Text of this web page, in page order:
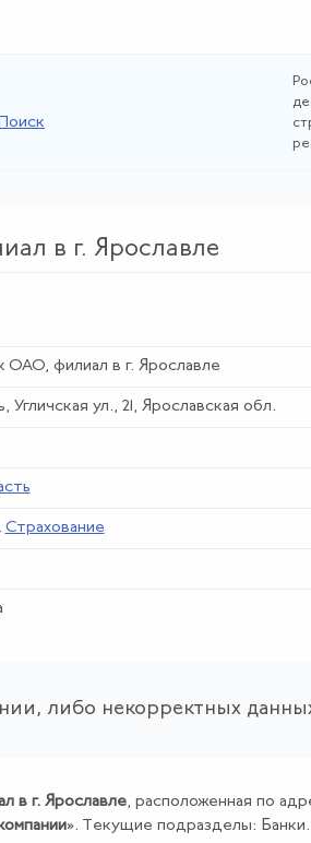
в г. Ярославле
ОАО, филиал в г. Ярославле
Угличская ул., 21, Ярославская обл.
Страхование
либо некорректных
в г. Ярославле, расположенная по
». Текущие подразделы: Банки.